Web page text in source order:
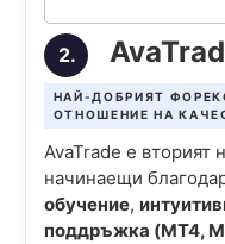
2.
НАЙ-ДОБРИЯТ
ОТНОШЕНИЕ НА
AvaTrade е вторият
начинаещи
обучение,
поддръжка (MT4,